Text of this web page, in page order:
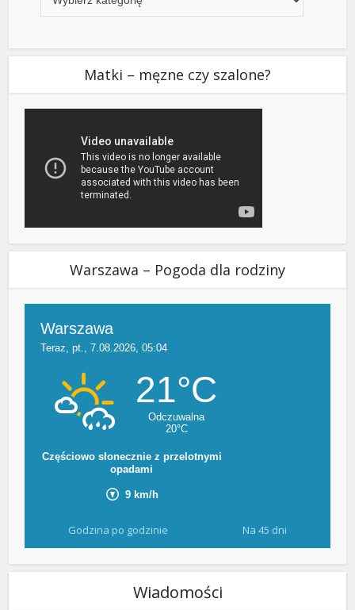
Matki – męzne czy szalone?
Warszawa – Pogoda dla rodziny
Godzina po godzinie Na 45 dni
Wiadomości